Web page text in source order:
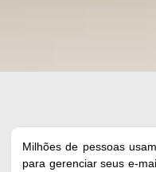
Milhões de pessoas
para gerenciar seus e-